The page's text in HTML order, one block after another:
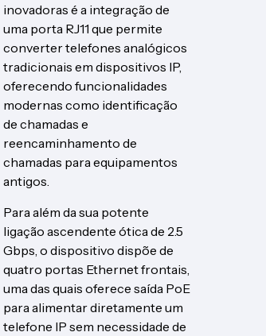
inovadoras é a integração de
uma porta RJ11 que permite
converter telefones analógicos
tradicionais em dispositivos IP,
oferecendo funcionalidades
modernas como identificação
de chamadas e
reencaminhamento de
chamadas para equipamentos
antigos.
Para além da sua potente
ligação ascendente ótica de 2.5
Gbps, o dispositivo dispõe de
quatro portas Ethernet frontais,
uma das quais oferece saída PoE
para alimentar diretamente um
telefone IP sem necessidade de